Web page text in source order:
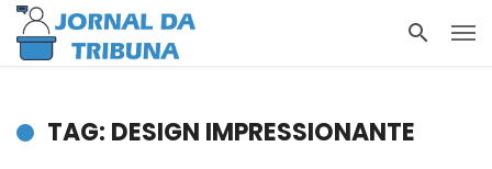
TAG: DESIGN IMPRESSIONANTE